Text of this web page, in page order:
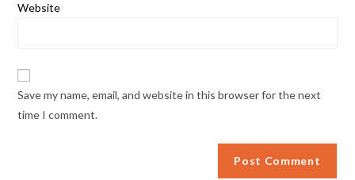
Website
Save my name, email, and website in this browser for the next
time I comment.